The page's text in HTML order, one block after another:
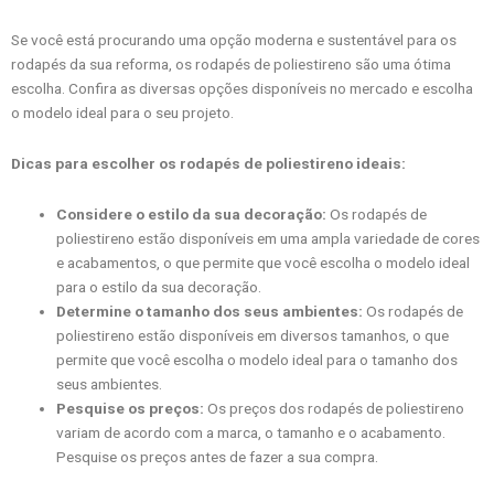
Se você está procurando uma opção moderna e sustentável para os
rodapés da sua reforma, os rodapés de poliestireno são uma ótima
escolha. Confira as diversas opções disponíveis no mercado e escolha
o modelo ideal para o seu projeto.
Dicas para escolher os rodapés de poliestireno ideais:
Considere o estilo da sua decoração: Os rodapés de
poliestireno estão disponíveis em uma ampla variedade de cores
e acabamentos, o que permite que você escolha o modelo ideal
para o estilo da sua decoração.
Determine o tamanho dos seus ambientes: Os rodapés de
poliestireno estão disponíveis em diversos tamanhos, o que
permite que você escolha o modelo ideal para o tamanho dos
seus ambientes.
Pesquise os preços: Os preços dos rodapés de poliestireno
variam de acordo com a marca, o tamanho e o acabamento.
Pesquise os preços antes de fazer a sua compra.